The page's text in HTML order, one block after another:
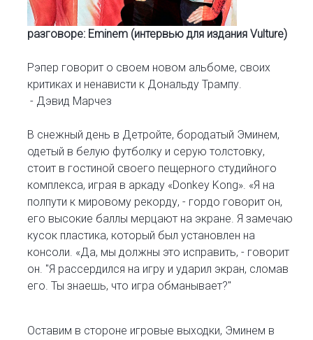
разговоре: Eminem (интервью для издания Vulture)
Рэпер говорит о своем новом альбоме, своих
критиках и ненависти к Дональду Трампу.
- Дэвид Марчез
В снежный день в Детройте, бородатый Эминем,
одетый в белую футболку и серую толстовку,
стоит в гостиной своего пещерного студийного
комплекса, играя в аркаду «Donkey Kong». «Я на
полпути к мировому рекорду, - гордо говорит он,
его высокие баллы мерцают на экране. Я замечаю
кусок пластика, который был установлен на
консоли. «Да, мы должны это исправить, - говорит
он. "Я рассердился на игру и ударил экран, сломав
его. Ты знаешь, что игра обманывает?"
Оставим в стороне игровые выходки, Эминем в